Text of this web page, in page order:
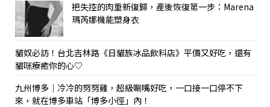
把失控的肉重新復歸，產後恢復第一步：Marena
瑪芮娜機能塑身衣
貓奴必訪！台北吉林路《日貓族冰品飲料店》平價又好吃，還有
貓咪療癒你的心♡
九州博多｜冷冷的努努雞，超級唰嘴好吃，一口接一口停不下
來，就在博多車站「博多小徑」內！